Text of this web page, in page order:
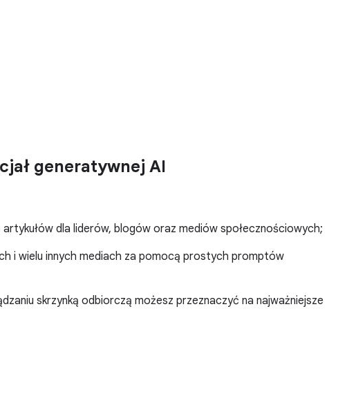
generatywnej AI
dla liderów, blogów oraz mediów społecznościowych;
i wielu innych mediach za pomocą prostych promptów
skrzynką odbiorczą możesz przeznaczyć na najważniejsze